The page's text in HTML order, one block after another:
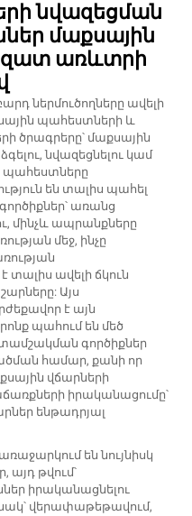
նվազեցման
մաքսային
առևտրի
ներմուծողները ավելի
պահեստների և
ծրագրերը՝ մաքսային
նվազեցնելու կամ
պահեստները
են տալիս պահել
առանց
մինչև ապրանքները
մեջ, ինչը
տալիս ավելի ճկուն
Այս
է այն
պահում են մեծ
գործիքներ
համար, քանի որ
վճարների
իրականացումը՝
ենթադրյալ
են նույնիսկ
այդ թվում՝
իրականացնելու
վերափաթեթավում,